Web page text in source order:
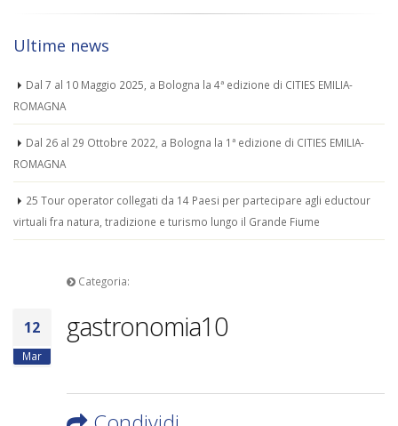
Ultime news
Dal 7 al 10 Maggio 2025, a Bologna la 4ª edizione di CITIES EMILIA-
ROMAGNA
Dal 26 al 29 Ottobre 2022, a Bologna la 1ª edizione di CITIES EMILIA-
ROMAGNA
25 Tour operator collegati da 14 Paesi per partecipare agli eductour
virtuali fra natura, tradizione e turismo lungo il Grande Fiume
Categoria:
12
Mar
gastronomia10